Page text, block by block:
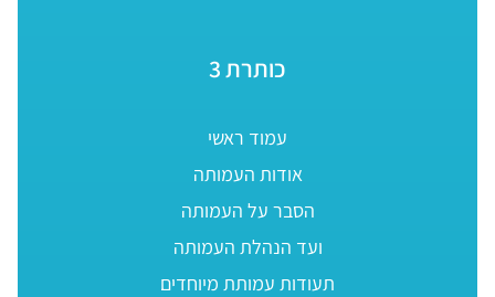
כותרת 3
עמוד ראשי
אודות העמותה
הסבר על העמותה
ועד הנהלת העמותה
תעודות עמותת מיוחדים